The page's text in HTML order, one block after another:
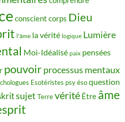
conscient corps Dieu
l'âme la vérité logique Lumière
Moi-Idéalisé paix pensées
pouvoirprocessus mentaux
Esotéristes psy ésoquestion
sujet Terrevérité Être âme